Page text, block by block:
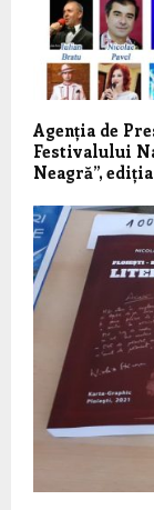
Agenția de
Festivalului
Neagră”,